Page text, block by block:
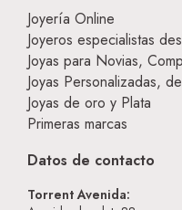
Joyería Online
Joyeros especialistas
Joyas para Novias,
Joyas Personalizadas,
Joyas de oro y Plata
Primeras marcas
Datos de contacto
Torrent Avenida: